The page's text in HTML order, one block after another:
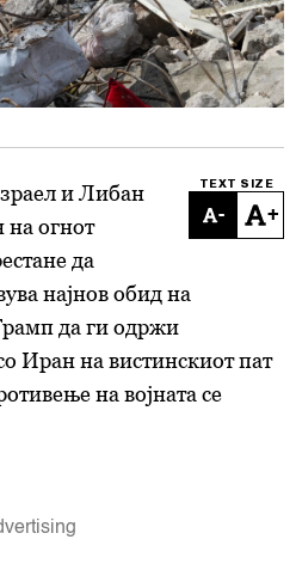
TEXT SIZE
- +
и Либан
на огнот
да
најнов обид на
да ги одржи
Иран на вистинскиот пат
на војната се